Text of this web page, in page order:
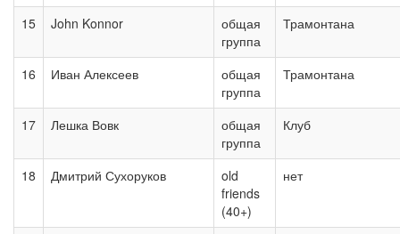
15 John Konnor
общая
группа
Трамонтана
16 Иван Алексеев
общая
группа
Трамонтана
17 Лешка Вовк
общая
группа
Клуб
18 Дмитрий Сухоруков
old
friends
(40+)
нет